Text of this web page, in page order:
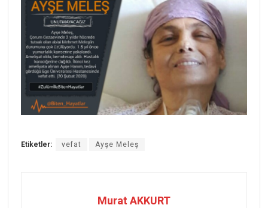
Etiketler: vefat Ayşe Meleş
Murat AKKURT